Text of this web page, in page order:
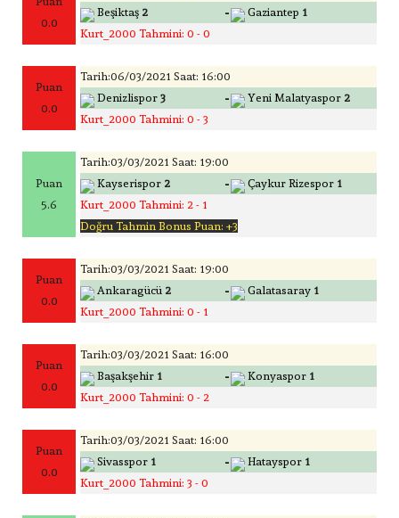
0.0
Beşiktaş 2 - Gaziantep 1
Kurt_2000 Tahmini: 0 - 0
Puan
0.0
Tarih:06/03/2021 Saat: 16:00
Denizlispor 3 - Yeni Malatyaspor 2
Kurt_2000 Tahmini: 0 - 3
Puan
5.6
Tarih:03/03/2021 Saat: 19:00
Kayserispor 2 - Çaykur Rizespor 1
Kurt_2000 Tahmini: 2 - 1
Doğru Tahmin Bonus Puan: +3
Puan
0.0
Tarih:03/03/2021 Saat: 19:00
Ankaragücü 2 - Galatasaray 1
Kurt_2000 Tahmini: 0 - 1
Puan
0.0
Tarih:03/03/2021 Saat: 16:00
Başakşehir 1 - Konyaspor 1
Kurt_2000 Tahmini: 0 - 2
Puan
0.0
Tarih:03/03/2021 Saat: 16:00
Sivasspor 1 - Hatayspor 1
Kurt_2000 Tahmini: 3 - 0